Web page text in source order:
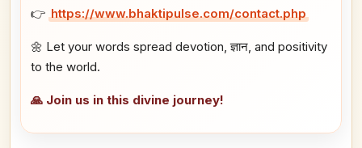
👉 https://www.bhaktipulse.com/contact.php
🌼 Let your words spread devotion, ज्ञान, and positivity
to the world.
🙏 Join us in this divine journey!